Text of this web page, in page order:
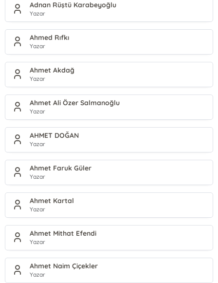
Adnan Rüştü Karabeyoğlu
Yazar
Ahmed Rıfkı
Yazar
Ahmet Akdağ
Yazar
Ahmet Ali Özer Salmanoğlu
Yazar
AHMET DOĞAN
Yazar
Ahmet Faruk Güler
Yazar
Ahmet Kartal
Yazar
Ahmet Mithat Efendi
Yazar
Ahmet Naim Çiçekler
Yazar